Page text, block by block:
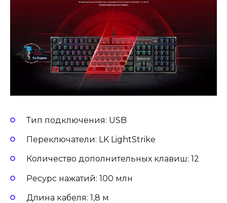
Тип подключения: USB
Переключатели: LK LightStrike
Количество дополнительных клавиш: 12
Ресурс нажатий: 100 млн
Длина кабеля: 1,8 м